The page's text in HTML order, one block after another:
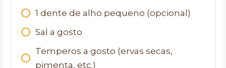
1 dente de alho pequeno (opcional)
Sal a gosto
Temperos a gosto (ervas secas,
pimenta, etc.)